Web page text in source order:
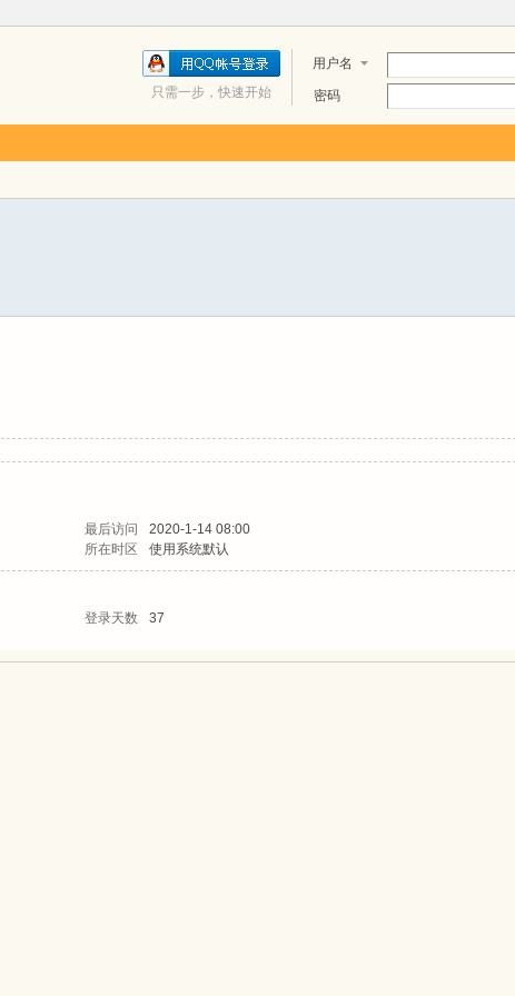
用户名
密码
只需一步，快速开始
最后访问
2020-1-14 08:00
所在时区 使用系统默认
登录天数 37